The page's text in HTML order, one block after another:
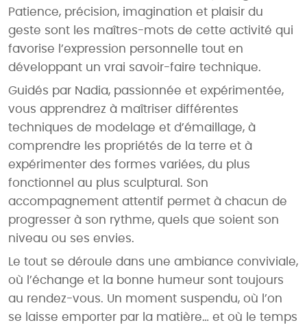
Patience, précision, imagination et plaisir du
geste sont les maîtres-mots de cette activité qui
favorise l’expression personnelle tout en
développant un vrai savoir-faire technique.
Guidés par Nadia, passionnée et expérimentée,
vous apprendrez à maîtriser différentes
techniques de modelage et d’émaillage, à
comprendre les propriétés de la terre et à
expérimenter des formes variées, du plus
fonctionnel au plus sculptural. Son
accompagnement attentif permet à chacun de
progresser à son rythme, quels que soient son
niveau ou ses envies.
Le tout se déroule dans une ambiance conviviale,
où l’échange et la bonne humeur sont toujours
au rendez-vous. Un moment suspendu, où l’on
se laisse emporter par la matière… et où le temps